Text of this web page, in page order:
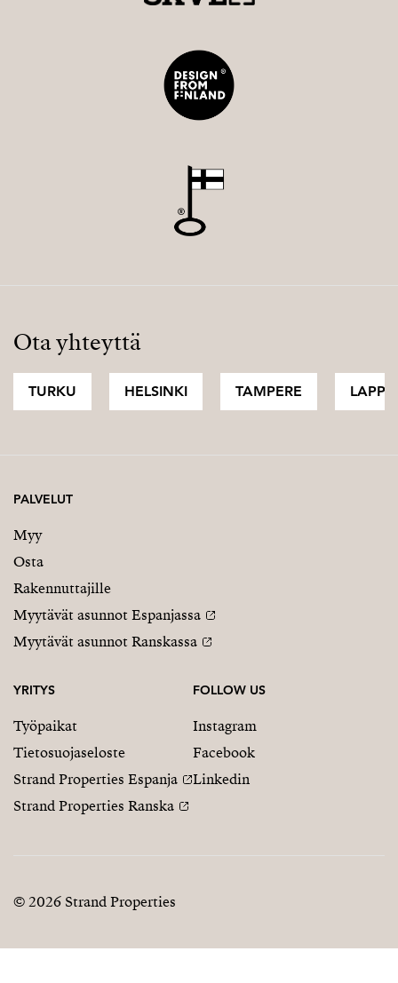
Ota yhteyttä
TURKU HELSINKI TAMPERE LAPPI
PALVELUT
Myy
Osta
Rakennuttajille
Myytävät asunnot Espanjassa
Myytävät asunnot Ranskassa
YRITYS
Työpaikat
Tietosuojaseloste
Strand Properties Espanja
Strand Properties Ranska
FOLLOW US
Instagram
Facebook
Linkedin
© 2026 Strand Properties